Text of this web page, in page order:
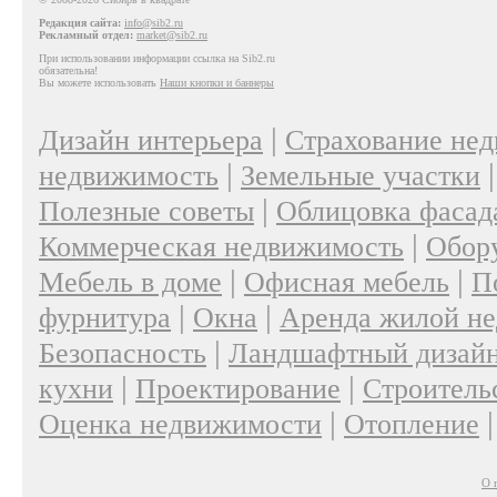
Редакция сайта: info@sib2.ru
Рекламный отдел: market@sib2.ru
При использовании информации ссылка на Sib2.ru
обязательна!
Вы можете использовать Наши кнопки и баннеры
Дизайн интерьера | Страхование
недвижимость | Земельные участки
Полезные советы | Облицовка
Коммерческая недвижимость |
Мебель в доме | Офисная мебель |
фурнитура | Окна | Аренда жилой
Безопасность | Ландшафтный
кухни | Проектирование |
Оценка недвижимости | Отопление
О